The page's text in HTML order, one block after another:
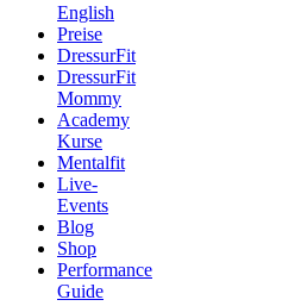
English
Preise
DressurFit
DressurFit
Mommy
Academy
Kurse
Mentalfit
Live-
Events
Blog
Shop
Performance
Guide